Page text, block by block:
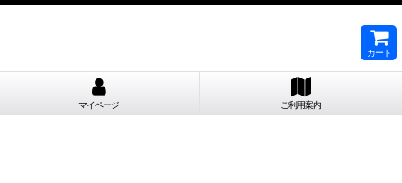
カート
マイページ ご利用案内